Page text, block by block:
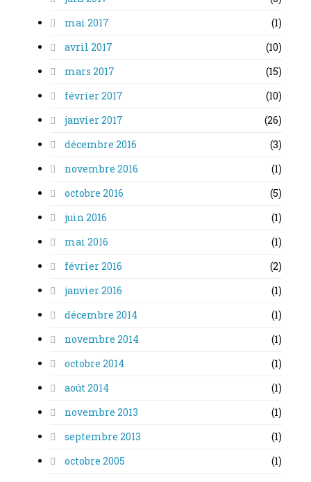
mai 2017
(1)
avril 2017
(10)
mars 2017
(15)
février 2017
(10)
janvier 2017
(26)
décembre 2016
(3)
novembre 2016
(1)
octobre 2016
(5)
juin 2016
(1)
mai 2016
(1)
février 2016
(2)
janvier 2016
(1)
décembre 2014
(1)
novembre 2014
(1)
octobre 2014
(1)
août 2014
(1)
novembre 2013
(1)
septembre 2013
(1)
octobre 2005
(1)